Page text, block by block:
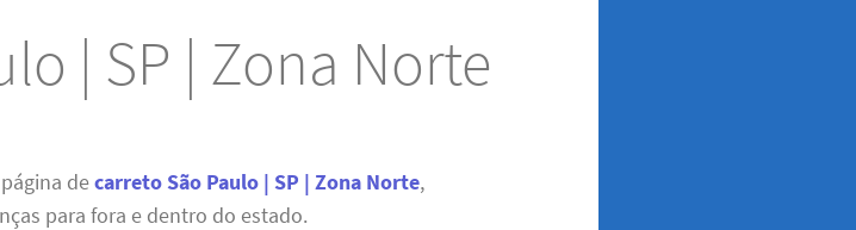
| SP | Zona Norte
decarreto São Paulo | SP | Zona Norte,
para fora e dentro do estado.